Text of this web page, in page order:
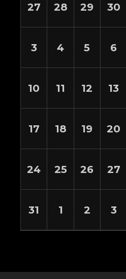
27 28 29 30
3 4 5 6
10 11 12 13
17 18 19 20
24 25 26 27
31 1 2 3